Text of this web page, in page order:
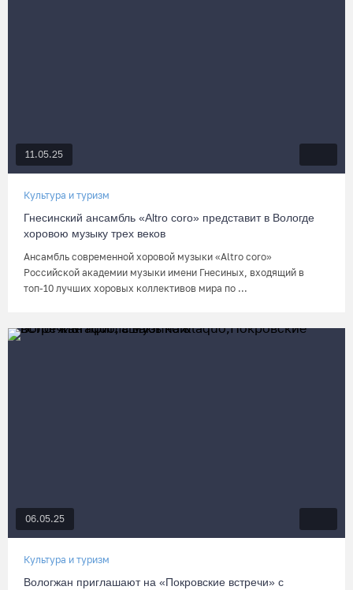
11.05.25
Культура и туризм
Гнесинский ансамбль «Altro coro» представит в Вологде
хоровою музыку трех веков
Ансамбль современной хоровой музыки «Altro coro»
Российской академии музыки имени Гнесиных, входящий в
топ-10 лучших хоровых коллективов мира по ...
06.05.25
Культура и туризм
Вологжан приглашают на «Покровские встречи» с